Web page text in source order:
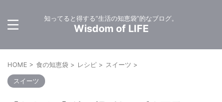
知ってると得する”生活の知恵袋”的なブログ。
Wisdom of LIFE
HOME > 食の知恵袋 > レシピ > スイーツ >
スイーツ